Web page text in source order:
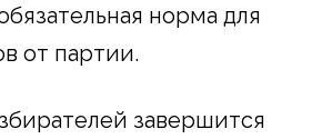
норма для
от партии.
завершится